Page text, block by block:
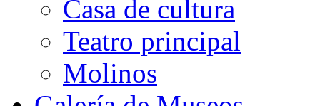
Casa de cultura
Teatro principal
Molinos